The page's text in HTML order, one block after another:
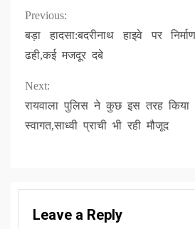
Continue
Reading
Previous:
बड़ा हादसा:बदरीनाथ हाइवे पर
ढही,कई मजदूर दबे
Next:
रायवाला पुलिस ने कुछ इस तरह किया
स्वागत,साध्वी प्राची भी रही मौजूद
Leave a Reply